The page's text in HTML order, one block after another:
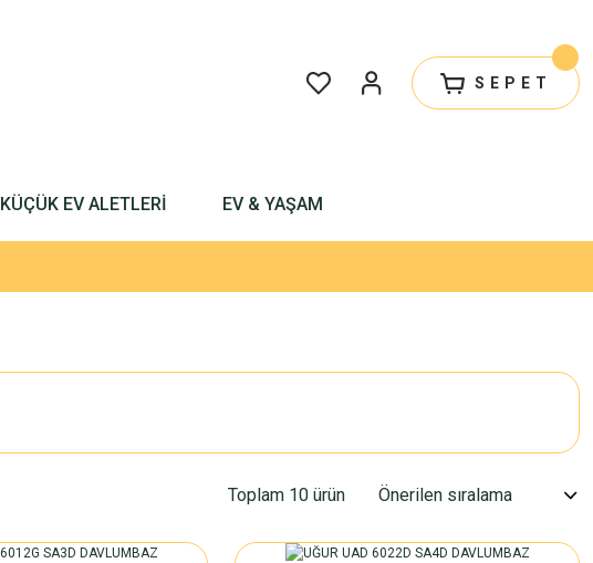
SEPET
KÜÇÜK EV ALETLERİ EV & YAŞAM
Toplam 10 ürün